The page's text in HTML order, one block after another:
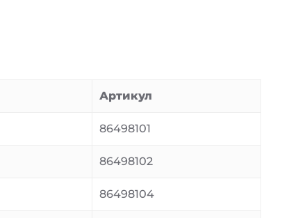
Артикул
86498101
86498102
86498104